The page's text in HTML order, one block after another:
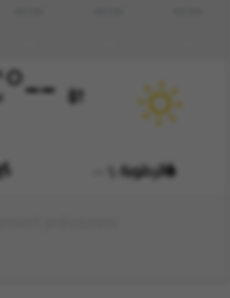
--
°C
الرطوبة %